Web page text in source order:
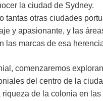
la ciudad de Sydney.
tantas otras ciudades
y apasionante, y las
las marcas de esa
comenzaremos
del centro de la
riqueza de la colonia en las